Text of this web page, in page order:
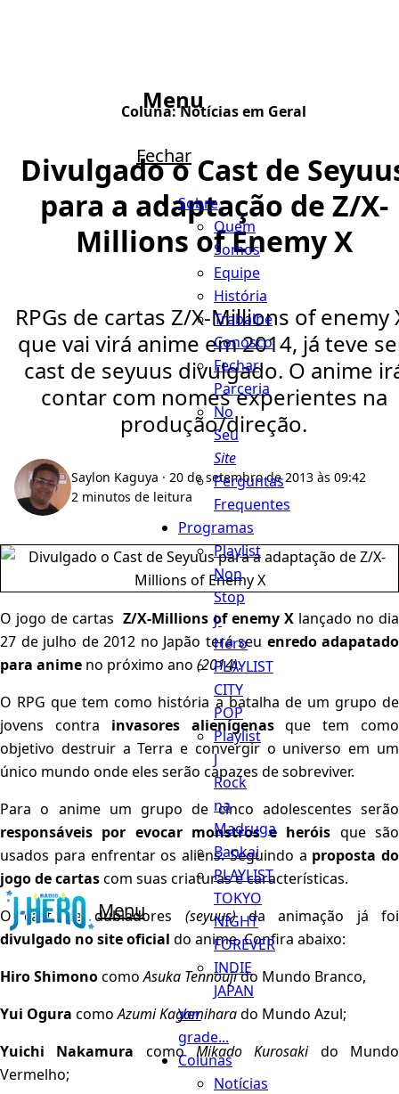
Menu
Menu
Fechar
Sobre
Quem
Somos
Equipe
História
Trabalhe
Conosco
Fechar
Parceria
No
Seu
Site
Perguntas
Frequentes
Programas
Playlist
Non
Stop
J-
Hero
PLAYLIST
CITY
POP
Playlist
J
Rock
na
Madruga
Bankai
PLAYLIST
TOKYO
NIGHT
FOREVER
INDIE
JAPAN
Ver
grade...
Colunas
Notícias
Coluna:Notícias em Geral
Divulgado o Cast de
para a adaptação de Z/X-
Millions of Enemy X
RPGs de cartas Z/X-Millions of enemy
que vai virá anime em 2014, já teve
cast de seyuus divulgado. O anime
contar com nomes experientes na
produção/direção.
Saylon Kaguya · 20 de setembro de 2013 às 09:42
2 minutos de leitura
O jogo de cartas Z/X-Millions of enemy X lançado no dia
27 de julho de 2012 no Japão terá seu enredo adapatado
para anime no próximo ano (2014).
O RPG que tem como história a batalha de um grupo de
jovens contra invasores alienígenasque tem como
objetivo destruir a Terra e convergir o universo em um
único mundo onde eles serão capazes de sobreviver.
Para o anime um grupo de cinco adolescentes serão
responsáveis por evocar monstros e heróis que são
usados para enfrentar os aliens. Seguindo a proposta do
jogo de cartascom suas criaturas e características.
O cast de dubladores (seyuus)da animação já foi
divulgado no site oficial do anime. Confira abaixo:
Hiro ShimonocomoAsuka Tennoujido Mundo Branco,
Yui Ogura comoAzumi Kagamiharado Mundo Azul;
Yuichi Nakamura comoMikado Kurosakido Mundo
Vermelho;